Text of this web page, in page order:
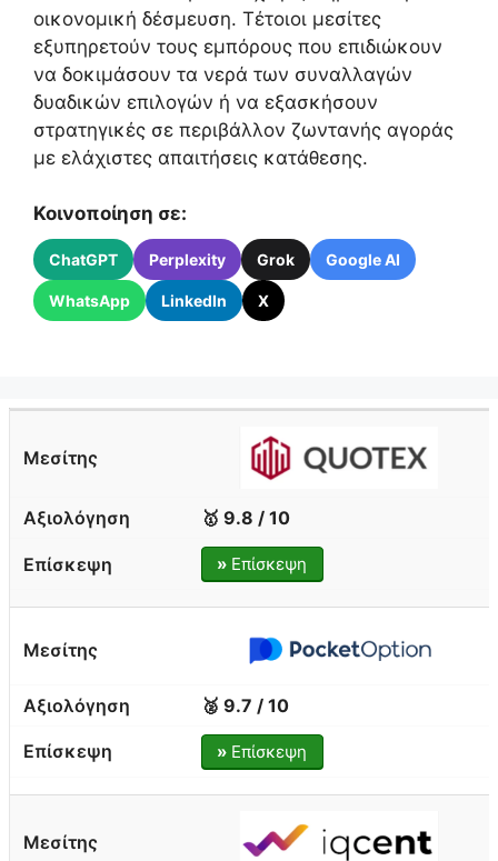
οικονομική δέσμευση. Τέτοιοι μεσίτες
εξυπηρετούν τους εμπόρους που επιδιώκουν
να δοκιμάσουν τα νερά των συναλλαγών
δυαδικών επιλογών ή να εξασκήσουν
στρατηγικές σε περιβάλλον ζωντανής αγοράς
με ελάχιστες απαιτήσεις κατάθεσης.
Κοινοποίηση σε:
ChatGPT Perplexity Grok Google AI
WhatsApp LinkedIn X
🥇 9.8 / 10
» Επίσκεψη
🥈 9.7 / 10
» Επίσκεψη